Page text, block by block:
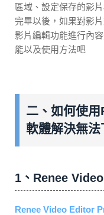
區域、設定保存的影
完畢以後，如果對影
影片編輯功能進行內
能以及使用方法吧
二、如何使
軟體解決無法
1、Renee
Renee Video Editor